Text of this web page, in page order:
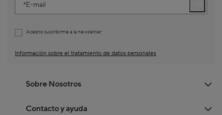
E-mail
Acepto suscribirme a la newsletter
Información sobre el tratamiento de datos personales
Sobre Nosotros
Contacto y ayuda